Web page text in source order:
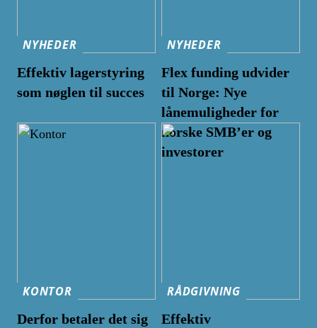
NYHEDER
Effektiv lagerstyring
som nøglen til succes
NYHEDER
Flex funding udvider
til Norge: Nye
lånemuligheder for
norske SMB’er og
investorer
KONTOR
Derfor betaler det sig
RÅDGIVNING
Effektiv